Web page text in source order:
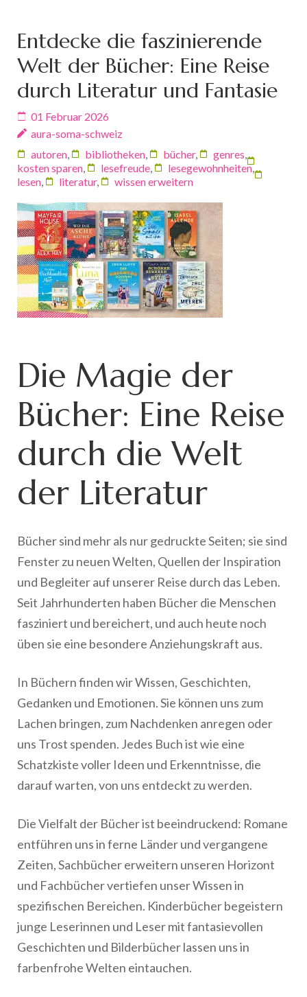
Entdecke die faszinierende
Welt der Bücher: Eine Reise
durch Literatur und Fantasie
01 Februar 2026
aura-soma-schweiz
autoren
bibliotheken bücher, genres
kosten sparen
lesefreude lesegewohnheiten,
lesen
literatur, wissen erweitern
Die Magie der
Bücher: Eine Reise
durch die Welt
der Literatur
Bücher sind mehr als nur gedruckte Seiten; sie sind
Fenster zu neuen Welten, Quellen der Inspiration
und Begleiter auf unserer Reise durch das Leben.
Seit Jahrhunderten haben Bücher die Menschen
fasziniert und bereichert, und auch heute noch
üben sie eine besondere Anziehungskraft aus.
In Büchern finden wir Wissen, Geschichten,
Gedanken und Emotionen. Sie können uns zum
Lachen bringen, zum Nachdenken anregen oder
uns Trost spenden. Jedes Buch ist wie eine
Schatzkiste voller Ideen und Erkenntnisse, die
darauf warten, von uns entdeckt zu werden.
Die Vielfalt der Bücher ist beeindruckend: Romane
entführen uns in ferne Länder und vergangene
Zeiten, Sachbücher erweitern unseren Horizont
und Fachbücher vertiefen unser Wissen in
spezifischen Bereichen. Kinderbücher begeistern
junge Leserinnen und Leser mit fantasievollen
Geschichten und Bilderbücher lassen uns in
farbenfrohe Welten eintauchen.